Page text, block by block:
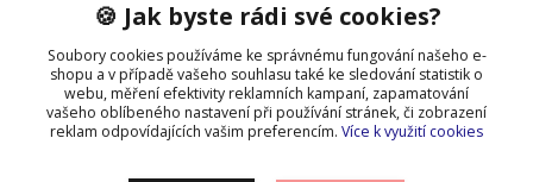
+420 608 479 610
po - pá 8:00 - 15:00
info@bastadomisky.cz
🍪 Jak byste rádi své cookies?
Soubory cookies používáme ke správnému fungování našeho e-
shopu a v případě vašeho souhlasu také ke sledování statistik o
webu, měření efektivity reklamních kampaní, zapamatování
vašeho oblíbeného nastavení při používání stránek, či zobrazení
reklam odpovídajících vašim preferencím. Více k využití cookies